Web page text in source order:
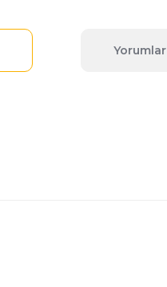
Yorumlar